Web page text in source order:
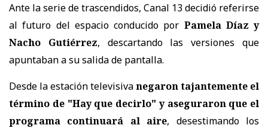
Ante la serie de trascendidos, Canal 13 decidió referirse
al futuro del espacio conducido por Pamela Díaz y
Nacho Gutiérrez, descartando las versiones que
apuntaban a su salida de pantalla.
Desde la estación televisivanegaron tajantemente el
término de "Hay que decirlo" y aseguraron que el
programa continuará al aire, desestimando los